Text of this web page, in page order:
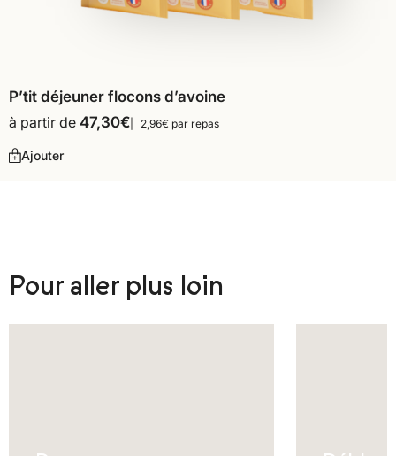
P’tit déjeuner flocons d’avoine
à partir de 47,30€ 2,96€ par repas
Ajouter
Pour aller plus loin